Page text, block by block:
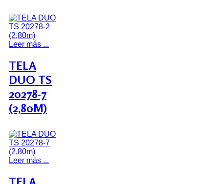
Leer más ...
TELA
DUO TS
20278-7
(2,80M)
Leer más ...